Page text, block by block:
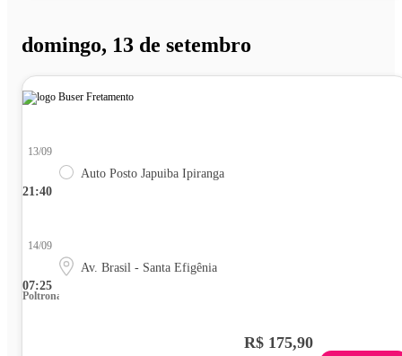
domingo, 13 de setembro
21:40
13/09
Auto Posto Japuiba Ipiranga
07:25
14/09
Av. Brasil - Santa Efigênia
Poltrona
R$ 175,90